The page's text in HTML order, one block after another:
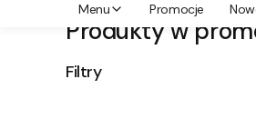
Menu Promocje
Produkty w
Filtry